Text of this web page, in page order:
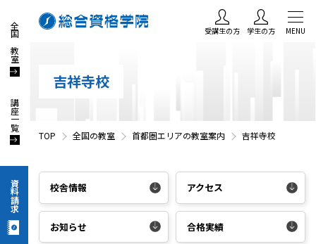
全国の教室
講座一覧
資料請求
受講生の方 学生の方 MENU
吉祥寺校
TOP 全国の教室 首都圏エリアの教室案内 吉祥寺校
校舎情報 アクセス
お知らせ 合格実績